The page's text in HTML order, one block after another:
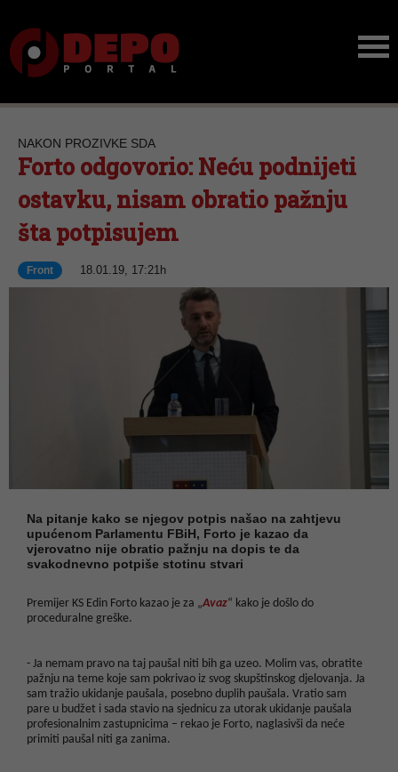
NAKON PROZIVKE SDA
Forto odgovorio: Neću podnijeti
ostavku, nisam obratio pažnju
šta potpisujem
Front 18.01.19, 17:21h
Na pitanje kako se njegov potpis našao na zahtjevu
upućenom Parlamentu FBiH, Forto je kazao da
vjerovatno nije obratio pažnju na dopis te da
svakodnevno potpiše stotinu stvari
Premijer KS Edin Forto kazao je za „Avaz“ kako je došlo do
proceduralne greške.
- Ja nemam pravo na taj paušal niti bih ga uzeo. Molim vas, obratite
pažnju na teme koje sam pokrivao iz svog skupštinskog djelovanja. Ja
sam tražio ukidanje paušala, posebno duplih paušala. Vratio sam
pare u budžet i sada stavio na sjednicu za utorak ukidanje paušala
profesionalnim zastupnicima – rekao je Forto, naglasivši da neće
primiti paušal niti ga zanima.